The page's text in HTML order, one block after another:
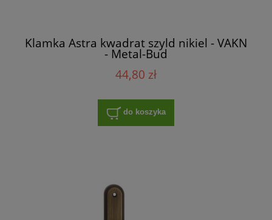
Klamka Astra kwadrat szyld nikiel - VAKN
- Metal-Bud
44,80 zł
do koszyka